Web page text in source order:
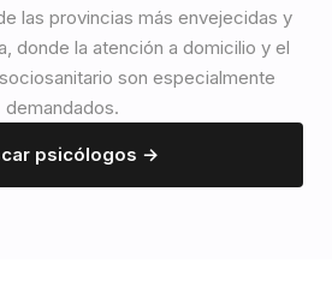
las provincias más envejecidas y
donde la atención a domicilio y el
son especialmente
demandados.
psicólogos →